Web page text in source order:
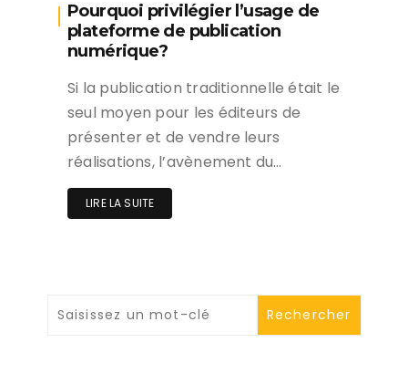
Pourquoi privilégier l’usage de
plateforme de publication
numérique?
Si la publication traditionnelle était le
seul moyen pour les éditeurs de
présenter et de vendre leurs
réalisations, l’avènement du…
LIRE LA SUITE